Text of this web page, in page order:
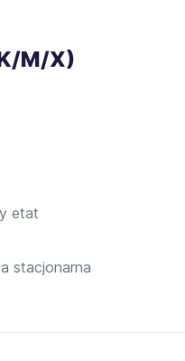
M/X)
etat
stacjonarna